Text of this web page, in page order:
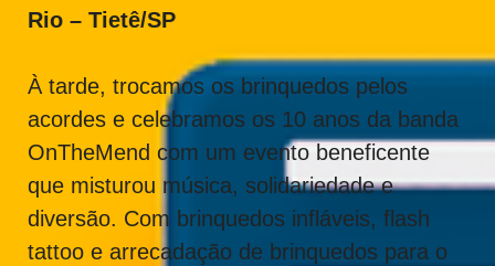
Rio – Tietê/SP
À tarde, trocamos os brinquedos pelos
acordes e celebramos os 10 anos da banda
OnTheMend com um evento beneficente
que misturou música, solidariedade e
diversão. Com brinquedos infláveis, flash
tattoo e arrecadação de brinquedos para o